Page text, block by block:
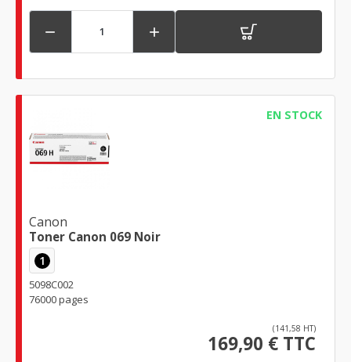
 
EN STOCK
Canon
Toner Canon 069 Noir
1
5098C002
76000 pages
(141,58 HT)
169,90 € TTC